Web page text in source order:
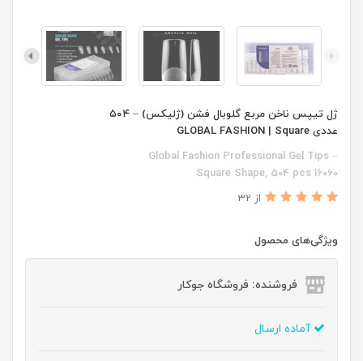
ژل تیپس ناخن مربع گلوبال فشن (ژلیکس) – ۵۰۴
عددی GLOBAL FASHION | Square
Global Fashion Professional Gel Tips –
Square Shape, 504 pcs 16060
از 32
ویژگی‌های محصول
فروشنده: فروشگاه جوکار
آماده ارسال